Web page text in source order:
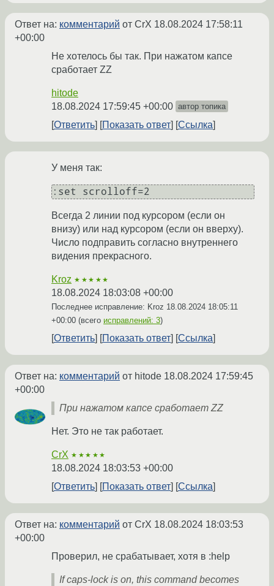
Ответ на: комментарий от CrX 18.08.2024 17:58:11
+00:00
Не хотелось бы так. При нажатом капсе
сработает ZZ
hitode
18.08.2024 17:59:45 +00:00 автор топика
Ответить Показать ответ Ссылка
У меня так:
Всегда 2 линии под курсором (если он
внизу) или над курсором (если он вверху).
Число подправить согласно внутреннего
видения прекрасного.
Kroz ★★★★★
18.08.2024 18:03:08 +00:00
Последнее исправление: Kroz 18.08.2024 18:05:11
+00:00 (всего исправлений: 3)
Ответить Показать ответ Ссылка
Ответ на: комментарий от hitode 18.08.2024 17:59:45
+00:00
При нажатом капсе сработает ZZ
Нет. Это не так работает.
CrX ★★★★★
18.08.2024 18:03:53 +00:00
Ответить
Показать ответ Ссылка
Ответ на: комментарий от CrX 18.08.2024 18:03:53
+00:00
Проверил, не срабатывает, хотя в :help
If caps-lock is on, this command becomes